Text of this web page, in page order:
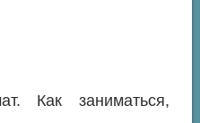
Как заниматься,